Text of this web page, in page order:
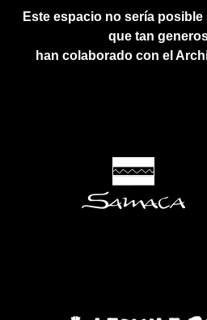
Este espacio no sería
que tan
han colaborado con el